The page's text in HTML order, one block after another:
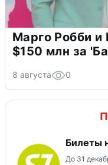
Марго Робби и
$150 млн за
8 августа 0
Билеты
До 31